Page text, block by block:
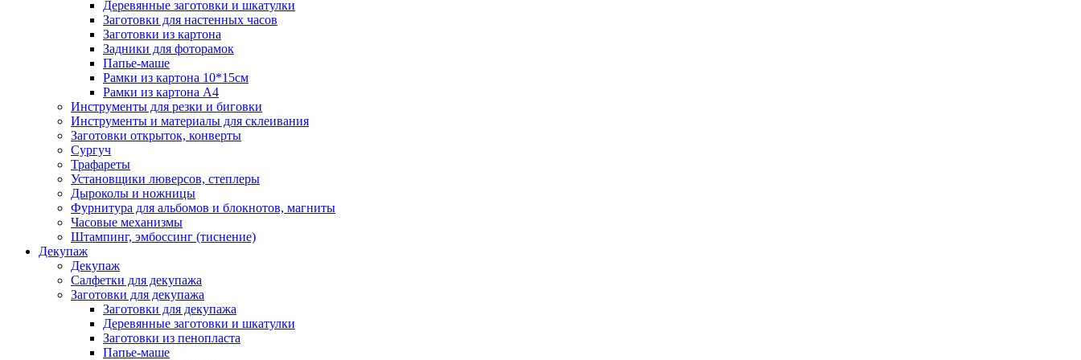
Деревянные заготовки и шкатулки
Заготовки для настенных часов
Заготовки из картона
Задники для фоторамок
Папье-маше
Рамки из картона 10*15см
Рамки из картона А4
Инструменты для резки и биговки
Инструменты и материалы для склеивания
Заготовки открыток, конверты
Сургуч
Трафареты
Установщики люверсов, степлеры
Дыроколы и ножницы
Фурнитура для альбомов и блокнотов, магниты
Часовые механизмы
Штампинг, эмбоссинг (тиснение)
Декупаж
Декупаж
Салфетки для декупажа
Заготовки для декупажа
Заготовки для декупажа
Деревянные заготовки и шкатулки
Заготовки из пенопласта
Папье-маше